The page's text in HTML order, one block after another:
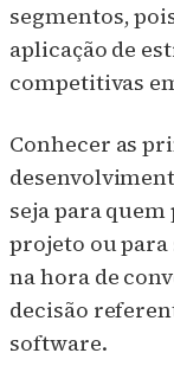
segmentos,
aplicação de
competitivas
Conhecer as
seja para
projeto ou
na hora de
decisão
software.